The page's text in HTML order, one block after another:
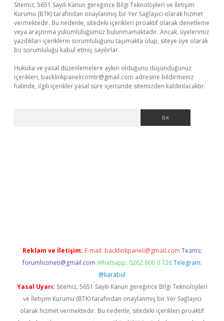
Sitemiz, 5651 Sayılı Kanun gereğince Bilgi Teknolojileri ve İletişim
Kurumu (BTK) tarafından onaylanmış bir Yer Sağlayıcı olarak hizmet
vermektedir. Bu nedenle, sitedeki içerikleri proaktif olarak denetleme
veya araştırma yükümlülüğümüz bulunmamaktadır. Ancak, üyelerimiz
yazdıkları içeriklerin sorumluluğunu taşımakta olup, siteye üye olarak
bu sorumluluğu kabul etmiş sayılırlar.
Hukuka ve yasal düzenlemelere aykırı olduğunu düşündüğünüz
içerikleri, backlinkpanelicomtr@gmail.com adresine bildirmeniz
halinde, ilgili içerikler yasal süre içerisinde sitemizden kaldırılacaktır.
Reklam ve İletişim: E-mail: backlinkpaneli@gmail.com Teams:
forumhizmeti@gmail.com Whatsapp: 0262 606 0 726 Telegram:
@karabul
Yasal Uyarı: Sitemiz, 5651 Sayılı Kanun gereğince Bilgi Teknolojileri
ve İletişim Kurumu (BTK) tarafından onaylanmış bir Yer Sağlayıcı
olarak hizmet vermektedir. Bu nedenle, sitedeki içerikleri proaktif